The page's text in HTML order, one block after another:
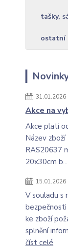
tašky,
ostatní
31.01.2026
Akce na
Akce platí
Název
RAS20637
20x30cm b...
15.01.2026
V souladu s
bezpečnosti
ke zboží
splnění
číst celé